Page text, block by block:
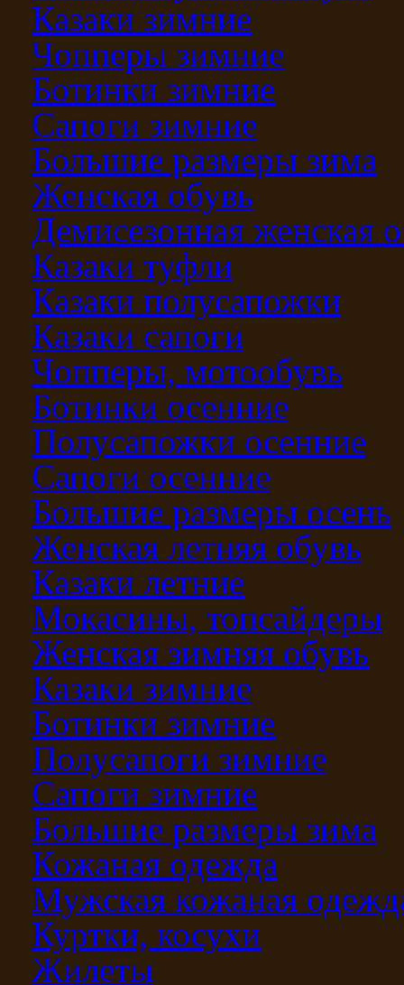
Казаки зимние
Чопперы зимние
Ботинки зимние
Сапоги зимние
Большие размеры зима
Женская обувь
Демисезонная женская
Казаки туфли
Казаки полусапожки
Казаки сапоги
Чопперы, мотообувь
Ботинки осенние
Полусапожки осенние
Сапоги осенние
Большие размеры осень
Женская летняя обувь
Казаки летние
Мокасины, топсайдеры
Женская зимняя обувь
Казаки зимние
Ботинки зимние
Полусапоги зимние
Сапоги зимние
Большие размеры зима
Кожаная одежда
Мужская кожаная
Куртки, косухи
Жилеты